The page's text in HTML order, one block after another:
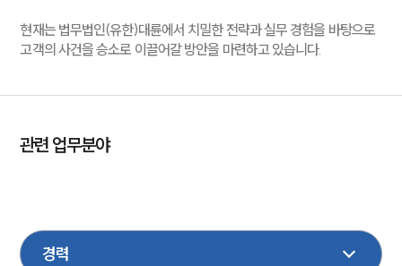
현재는 법무법인(유한)대륜에서 치밀한 전략과 실무 경험을 바탕으로
고객의 사건을 승소로 이끌어갈 방안을 마련하고 있습니다.
관련 업무분야